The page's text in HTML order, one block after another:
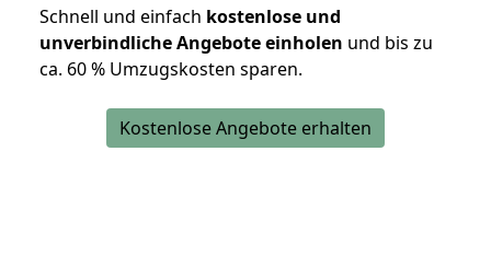
Schnell und einfach kostenlose und
unverbindliche Angebote einholen und bis zu
ca. 60 % Umzugskosten sparen.
Kostenlose Angebote erhalten